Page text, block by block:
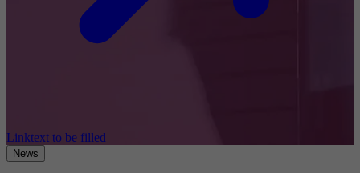
Linktext to be filled
News